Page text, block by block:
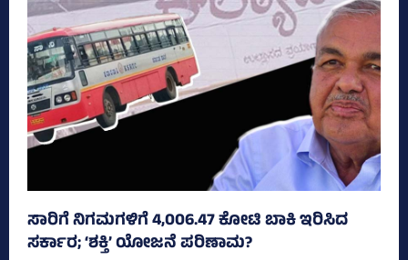
ಸಾರಿಗೆ ನಿಗಮಗಳಿಗೆ 4,006.47 ಕೋಟಿ ಬಾಕಿ ಇರಿಸಿದ
ಸರ್ಕಾರ; ‘ಶಕ್ತಿ’ ಯೋಜನೆ ಪರಿಣಾಮ?